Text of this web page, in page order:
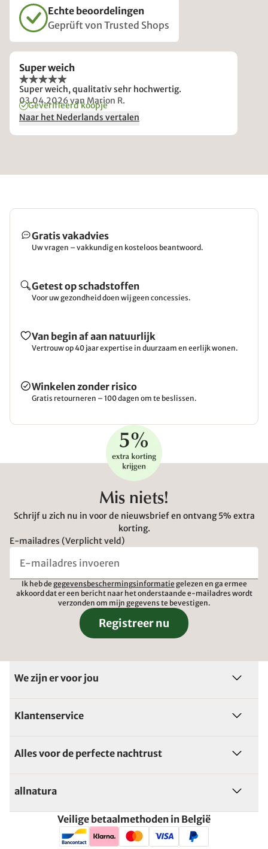
Echte beoordelingen
Geprüft von Trusted Shops
Super weich
Super weich, qualitativ sehr hochwertig.
03.04.2026van Marion R.
Geverifieerd koopje
Naar het Nederlands vertalen
Gratis vakadvies
Uw vragen – vakkundig en kosteloos beantwoord.
Getest op schadstoffen
Voor uw gezondheid doen wij geen concessies.
Van begin af aan natuurlijk
Vertrouw op 40 jaar expertise in duurzaam en eerlijk wonen.
Winkelen zonder risico
Gratis retourneren – 100 dagen om te beslissen.
Mis niets!
Schrijf u zich nu in voor de nieuwsbrief en ontvang 5% extra
korting.
E-mailadres (Verplicht veld)
Ik heb de gegevensbeschermingsinformatie gelezen en ga ermee
akkoord dat er een bericht naar het onderstaande e-mailadres wordt
verzonden om mijn gegevens te bevestigen.
Registreer nu
We zijn er voor jou
Klantenservice
Alles voor de perfecte nachtrust
allnatura
Veilige betaalmethoden in België